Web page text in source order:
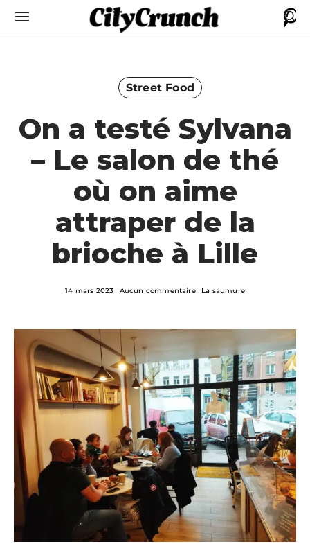
Street Food
On a testé Sylvana
– Le salon de thé
où on aime
attraper de la
brioche à Lille
14 mars 2023 Aucun commentaire La saumure